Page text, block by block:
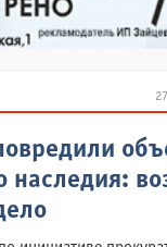
наследия: